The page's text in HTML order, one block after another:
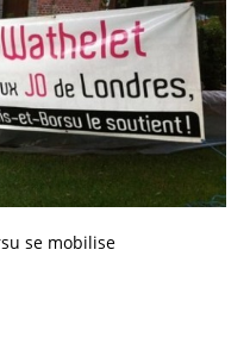
se mobilise